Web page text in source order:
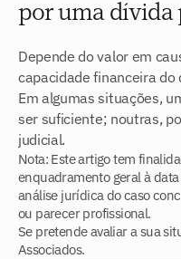
por uma dívida
Depende do valor em
capacidade financeira do
Em algumas situações,
ser suficiente; noutras,
judicial.
Nota: Este artigo tem
enquadramento geral à
análise jurídica do caso
ou parecer profissional.
Se pretende avaliar a sua
Associados.